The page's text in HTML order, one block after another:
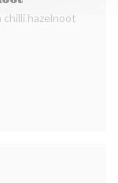
chilli hazelnoot